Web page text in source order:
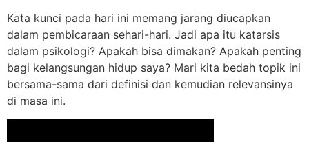
Kata kunci pada hari ini memang jarang diucapkan
dalam pembicaraan sehari-hari. Jadi apa itu katarsis
dalam psikologi? Apakah bisa dimakan? Apakah penting
bagi kelangsungan hidup saya? Mari kita bedah topik ini
bersama-sama dari definisi dan kemudian relevansinya
di masa ini.